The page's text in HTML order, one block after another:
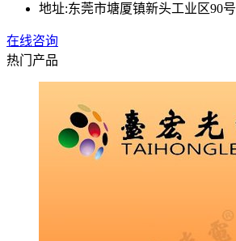
地址:东莞市塘厦镇新头工业区90号
在线咨询
热门产品